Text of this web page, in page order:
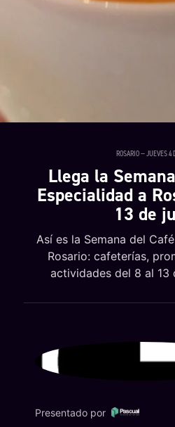
ROSARIO — JUEVES 4
Llega la
Especialidad a
13 de
Así es la Semana del
Rosario: cafeterías,
actividades del 8 al 13
Presentado por